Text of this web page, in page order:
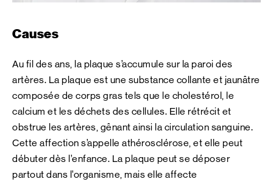
Causes
Au fil des ans, la plaque s’accumule sur la paroi des
artères. La plaque est une substance collante et jaunâtre
composée de corps gras tels que le cholestérol, le
calcium et les déchets des cellules. Elle rétrécit et
obstrue les artères, gênant ainsi la circulation sanguine.
Cette affection s’appelle athérosclérose, et elle peut
débuter dès l’enfance. La plaque peut se déposer
partout dans l’organisme, mais elle affecte